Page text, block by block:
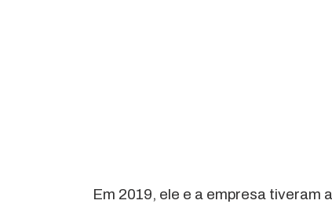
Em 2019, ele e a empresa tiveram